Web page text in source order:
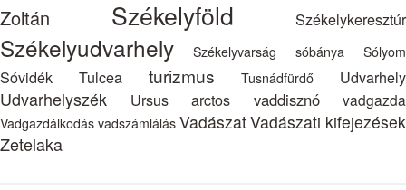
Zoltán
Székelyföld Székelykeresztúr
Székelyudvarhely Székelyvarság sóbánya Sólyom
Sóvidék Tulcea turizmus Tusnádfürdő Udvarhely
Udvarhelyszék Ursus arctos vaddisznó vadgazda
Vadgazdálkodás vadszámlálás VadászatVadászati kifejezések
Zetelaka